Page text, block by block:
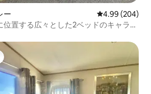
ー レビュー204
4.99 (204)
置する広々とした2ベッドのキャラバ
イスです。